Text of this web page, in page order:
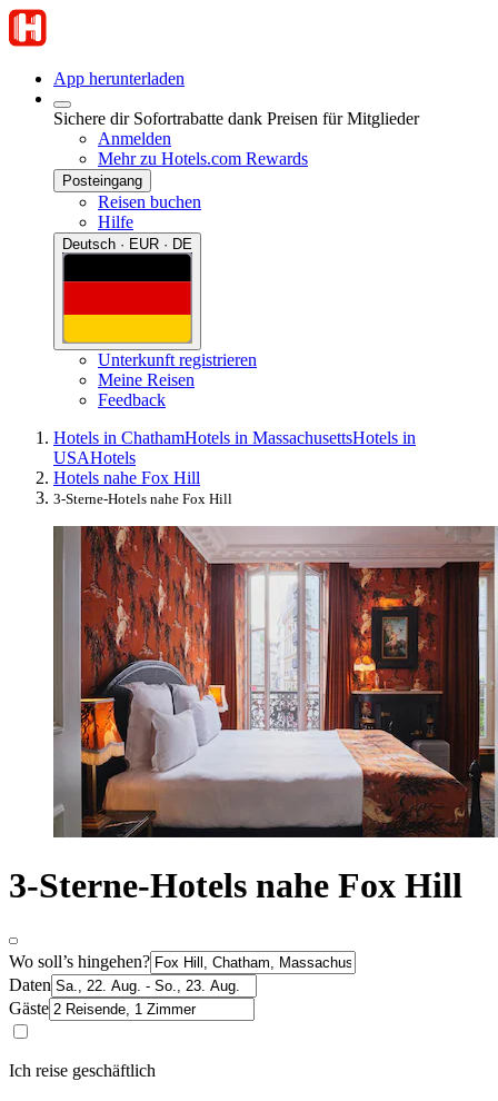
App herunterladen
Sichere dir Sofortrabatte dank Preisen für Mitglieder
Anmelden
Mehr zu Hotels.com Rewards
Posteingang
Reisen buchen
Hilfe
Deutsch · EUR · DE
Unterkunft registrieren
Meine Reisen
Feedback
Hotels in ChathamHotels in MassachusettsHotels in
USAHotels
Hotels nahe Fox Hill
3-Sterne-Hotels nahe Fox Hill
3-Sterne-Hotels nahe Fox Hill
Wo soll’s hingehen?
Daten
Gäste
Ich reise geschäftlich